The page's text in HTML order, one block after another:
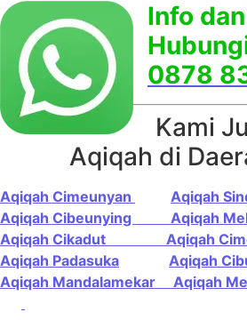
Info
0878
Kami
Aqiqah di
Aqiqah Cimeunyan
Aqiqah
Aqiqah Cibeunying Aqiqah
Aqiqah Cikadut Aqiqah
Aqiqah Padasuka
Aqiqah
Aqiqah Mandalamekar Aqiqah